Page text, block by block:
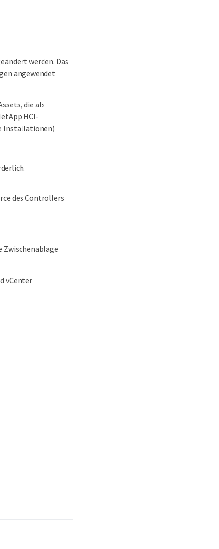
werden. Das
angewendet
die als
HCI-
Installationen)
des Controllers
Zwischenablage
vCenter